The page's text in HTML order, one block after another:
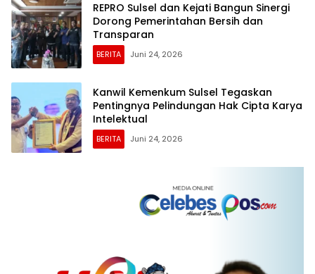
REPRO Sulsel dan Kejati Bangun Sinergi
Dorong Pemerintahan Bersih dan
Transparan
BERITA Juni 24, 2026
Kanwil Kemenkum Sulsel Tegaskan
Pentingnya Pelindungan Hak Cipta Karya
Intelektual
BERITA Juni 24, 2026